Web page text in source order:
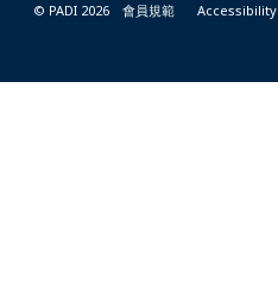
© PADI 2026 會員規範 Accessibility